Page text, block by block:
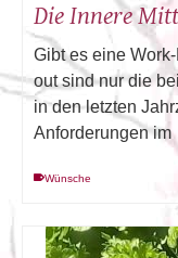
Die Innere
Gibt es eine
out sind nur die
in den letzten
Anforderungen
Wünsche